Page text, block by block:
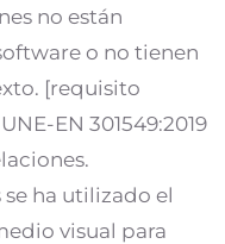
no están
o no tienen
[requisito
EN 301549:2019
ha utilizado el
visual para